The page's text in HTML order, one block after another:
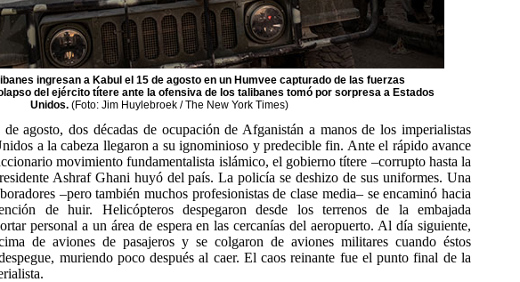
ingresan a Kabul el 15 de agosto en un Humvee capturado de las fuerzas
del ejército títere ante la ofensiva de los talibanes tomó por sorpresa a Estados
Unidos. (Foto: Jim Huylebroek / The New York Times)
agosto, dos décadas de ocupación de Afganistán a manos de los imperialistas
a la cabeza llegaron a su ignominioso y predecible fin. Ante el rápido avance
movimiento fundamentalista islámico, el gobierno títere –corrupto hasta la
Ashraf Ghani huyó del país. La policía se deshizo de sus uniformes. Una
–pero también muchos profesionistas de clase media– se encaminó hacia
de huir. Helicópteros despegaron desde los terrenos de la embajada
personal a un área de espera en las cercanías del aeropuerto. Al día siguiente,
de aviones de pasajeros y se colgaron de aviones militares cuando éstos
muriendo poco después al caer. El caos reinante fue el punto final de la